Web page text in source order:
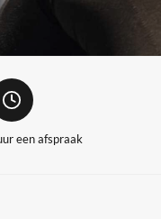
een afspraak